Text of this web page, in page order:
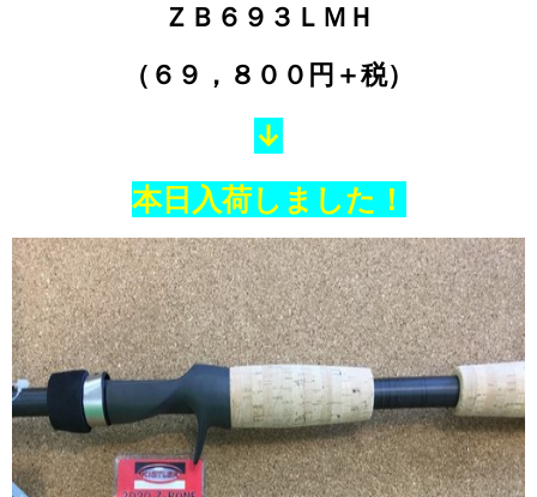
ＺＢ６９３ＬＭＨ
（６９，８００円＋税）
↓
本日入荷しました！